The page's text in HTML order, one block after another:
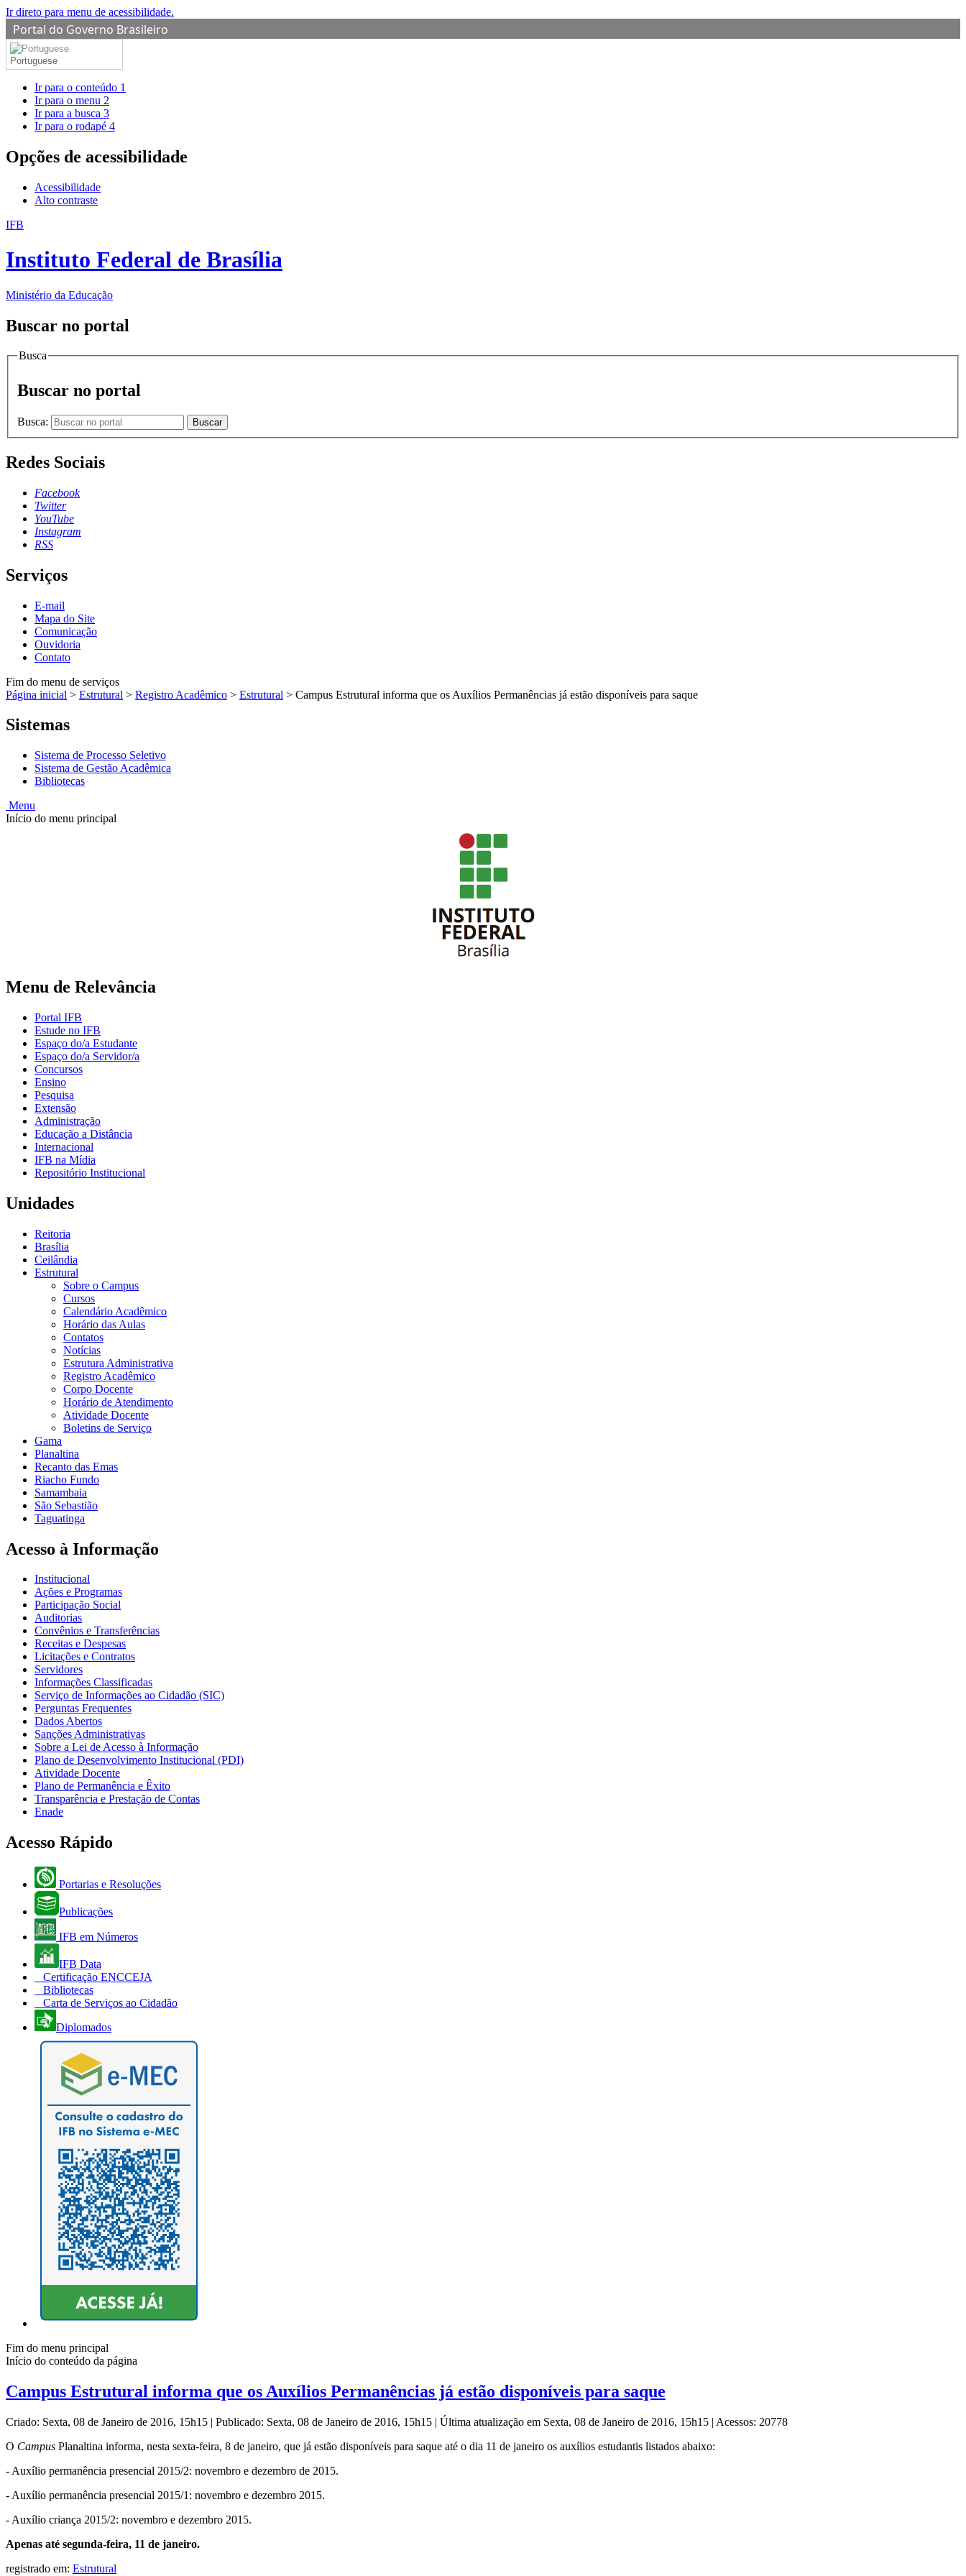
Ir direto para menu de acessibilidade.
Portal do Governo Brasileiro
Portuguese
Ir para o conteúdo 1
Ir para o menu 2
Ir para a busca 3
Ir para o rodapé 4
Opções de acessibilidade
Acessibilidade
Alto contraste
IFB
Instituto Federal de Brasília
Ministério da Educação
Buscar no portal
Busca
Buscar no portal
Busca: Buscar
Redes Sociais
Facebook
Twitter
YouTube
Instagram
RSS
Serviços
E-mail
Mapa do Site
Comunicação
Ouvidoria
Contato
Fim do menu de serviços
Página inicial > Estrutural > Registro Acadêmico > Estrutural > Campus Estrutural informa que os Auxílios Permanências já estão disponíveis para saque
Sistemas
Sistema de Processo Seletivo
Sistema de Gestão Acadêmica
Bibliotecas
Menu
Início do menu principal
Menu de Relevância
Portal IFB
Estude no IFB
Espaço do/a Estudante
Espaço do/a Servidor/a
Concursos
Ensino
Pesquisa
Extensão
Administração
Educação a Distância
Internacional
IFB na Mídia
Repositório Institucional
Unidades
Reitoria
Brasília
Ceilândia
Estrutural
Sobre o Campus
Cursos
Calendário Acadêmico
Horário das Aulas
Contatos
Notícias
Estrutura Administrativa
Registro Acadêmico
Corpo Docente
Horário de Atendimento
Atividade Docente
Boletins de Serviço
Gama
Planaltina
Recanto das Emas
Riacho Fundo
Samambaia
São Sebastião
Taguatinga
Acesso à Informação
Institucional
Ações e Programas
Participação Social
Auditorias
Convênios e Transferências
Receitas e Despesas
Licitações e Contratos
Servidores
Informações Classificadas
Serviço de Informações ao Cidadão (SIC)
Perguntas Frequentes
Dados Abertos
Sanções Administrativas
Sobre a Lei de Acesso à Informação
Plano de Desenvolvimento Institucional (PDI)
Atividade Docente
Plano de Permanência e Êxito
Transparência e Prestação de Contas
Enade
Acesso Rápido
Portarias e Resoluções
Publicações
IFB em Números
IFB Data
Certificação ENCCEJA
Bibliotecas
Carta de Serviços ao Cidadão
Diplomados
Fim do menu principal
Início do conteúdo da página
Campus Estrutural informa que os Auxílios Permanências já estão disponíveis para saque
Criado: Sexta, 08 de Janeiro de 2016, 15h15 | Publicado: Sexta, 08 de Janeiro de 2016, 15h15 | Última atualização em Sexta, 08 de Janeiro de 2016, 15h15 | Acessos: 20778
O Campus Planaltina informa, nesta sexta-feira, 8 de janeiro, que já estão disponíveis para saque até o dia 11 de janeiro os auxílios estudantis listados abaixo:
- Auxílio permanência presencial 2015/2: novembro e dezembro de 2015.
- Auxílio permanência presencial 2015/1: novembro e dezembro 2015.
- Auxílio criança 2015/2: novembro e dezembro 2015.
Apenas até segunda-feira, 11 de janeiro.
registrado em: Estrutural